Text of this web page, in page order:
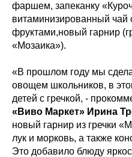
фаршем, запеканку
витаминизированный чай
фруктами,новый гарнир
«Мозаика»).
«В прошлом году мы
овощем школьников, в
детей с гречкой, -
«Виво Маркет» Ирина
новый гарнир из гречки
лук и морковь, а также
Это добавило блюду